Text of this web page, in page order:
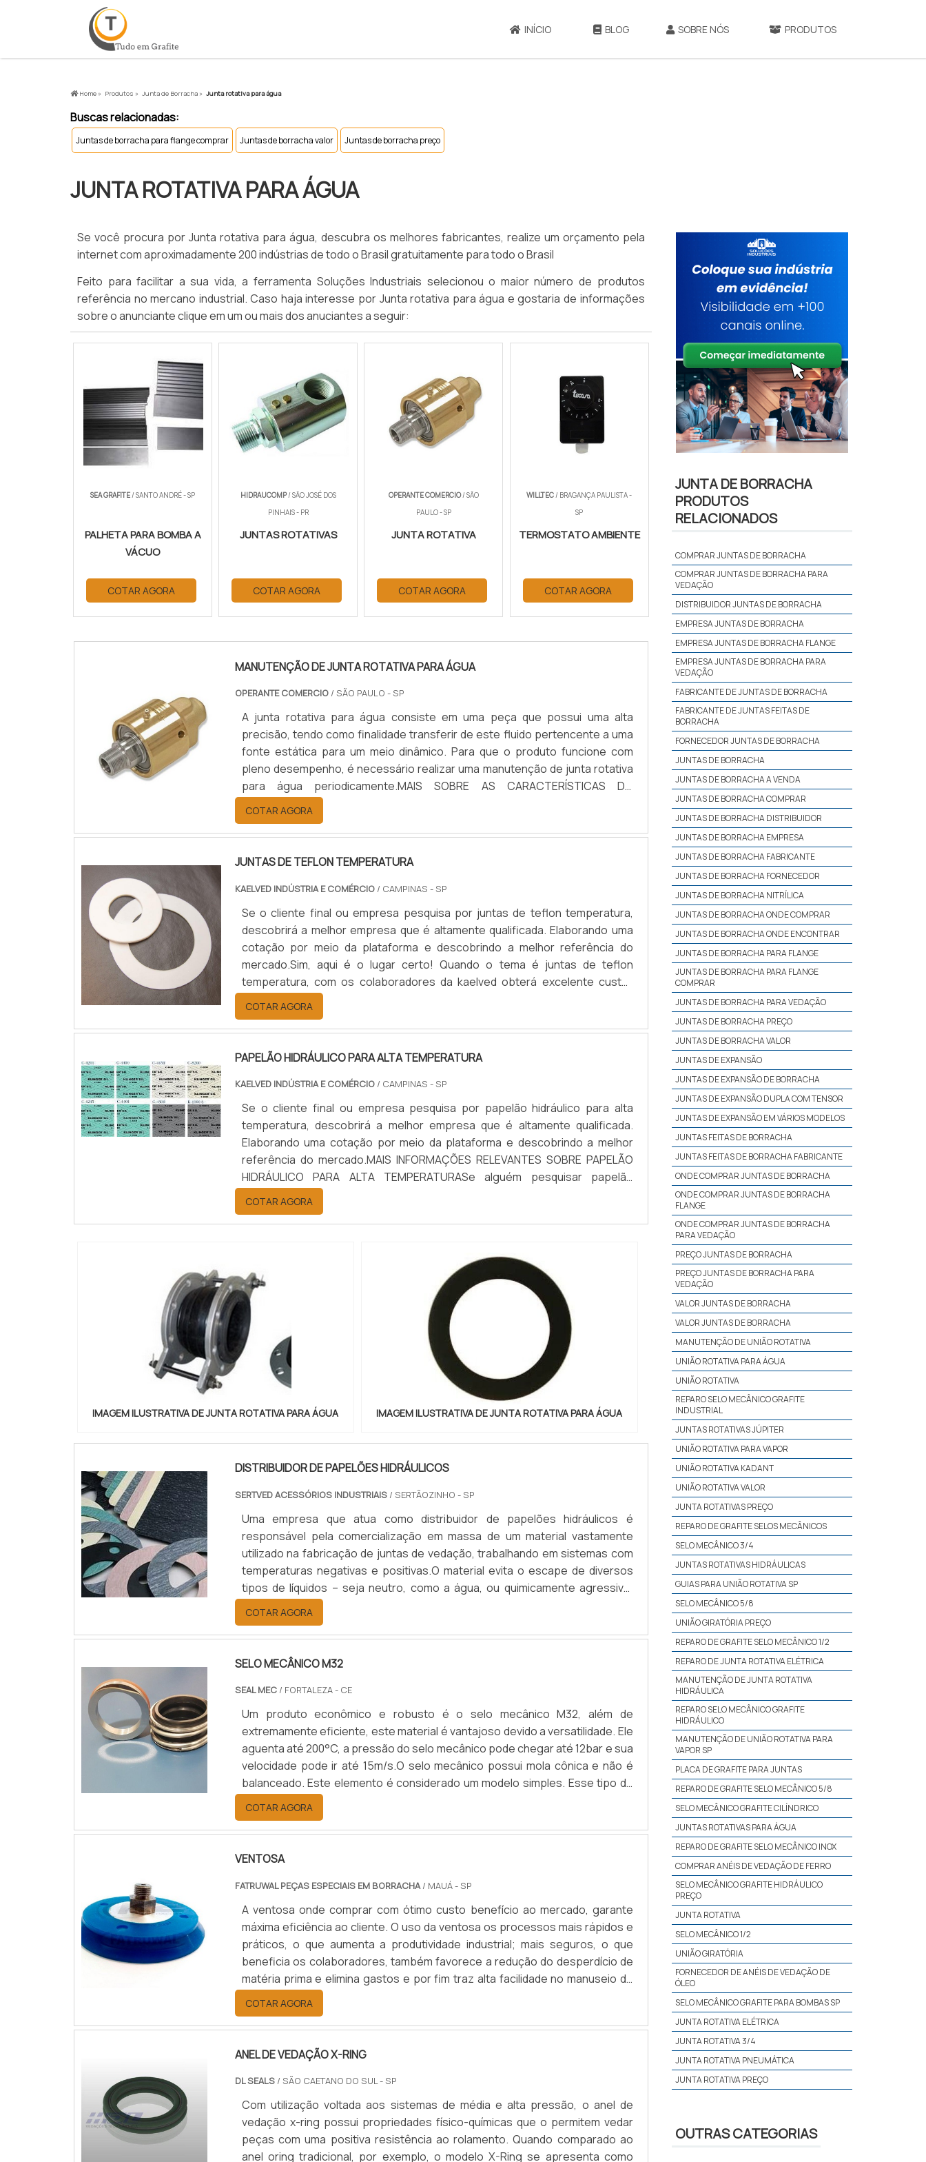
INÍCIO BLOG SOBRE NÓS PRODUTOS
Home » Produtos » Junta de Borracha » Junta rotativa para água
Buscas relacionadas:
Juntas de borracha para flange comprar Juntas de borracha valor Juntas de borracha preço
JUNTA ROTATIVA PARA ÁGUA
Se você procura por Junta rotativa para água, descubra os melhores fabricantes, realize um orçamento pela
internet com aproximadamente 200 indústrias de todo o Brasil gratuitamente para todo o Brasil
Feito para facilitar a sua vida, a ferramenta Soluções Industriais selecionou o maior número de produtos
referência no mercano industrial. Caso haja interesse por Junta rotativa para água e gostaria de informações
sobre o anunciante clique em um ou mais dos anuciantes a seguir:
SEA GRAFITE/ SANTO ANDRÉ - SP
PALHETA PARA BOMBA A
VÁCUO
COTAR AGORA
HIDRAUCOMP/ SÃO JOSÉ DOS
PINHAIS - PR
JUNTAS ROTATIVAS
COTAR AGORA
OPERANTE COMERCIO/ SÃO
PAULO - SP
JUNTA ROTATIVA
COTAR AGORA
WILLTEC/ BRAGANÇA PAULISTA -
SP
TERMOSTATO AMBIENTE
COTAR AGORA
MANUTENÇÃO DE JUNTA ROTATIVA PARA ÁGUA
OPERANTE COMERCIO / SÃO PAULO - SP
A junta rotativa para água consiste em uma peça que possui uma alta
precisão, tendo como finalidade transferir de este fluido pertencente a uma
fonte estática para um meio dinâmico. Para que o produto funcione com
pleno desempenho, é necessário realizar uma manutenção de junta rotativa
para água periodicamente.MAIS SOBRE AS CARACTERÍSTICAS DO
PRODUTOO produto fornece um selo mecânico posicionado entre um tubo
de alimentação e um cilindr...
COTAR AGORA
JUNTAS DE TEFLON TEMPERATURA
KAELVED INDÚSTRIA E COMÉRCIO / CAMPINAS - SP
Se o cliente final ou empresa pesquisa por juntas de teflon temperatura,
descobrirá a melhor empresa que é altamente qualificada. Elaborando uma
cotação por meio da plataforma e descobrindo a melhor referência do
mercado.Sim, aqui é o lugar certo! Quando o tema é juntas de teflon
temperatura, com os colaboradores da kaelved obterá excelente custo-
benefício com assessoria técnica especializada.UM POUCO MAIS SOBRE
JUNTAS DE TEFLON TEMPERA...
COTAR AGORA
PAPELÃO HIDRÁULICO PARA ALTA TEMPERATURA
KAELVED INDÚSTRIA E COMÉRCIO / CAMPINAS - SP
Se o cliente final ou empresa pesquisa por papelão hidráulico para alta
temperatura, descobrirá a melhor empresa que é altamente qualificada.
Elaborando uma cotação por meio da plataforma e descobrindo a melhor
referência do mercado.MAIS INFORMAÇÕES RELEVANTES SOBRE PAPELÃO
HIDRÁULICO PARA ALTA TEMPERATURASe alguém pesquisar papelão
hidráulico para alta temperatura encontra na internet a kaelved. Uma
empresa com alto know-how em laudos ...
COTAR AGORA
IMAGEM ILUSTRATIVA DE JUNTA ROTATIVA PARA ÁGUA IMAGEM ILUSTRATIVA DE JUNTA ROTATIVA PARA ÁGUA
DISTRIBUIDOR DE PAPELÕES HIDRÁULICOS
SERTVED ACESSÓRIOS INDUSTRIAIS/ SERTÃOZINHO - SP
Uma empresa que atua como distribuidor de papelões hidráulicos é
responsável pela comercialização em massa de um material vastamente
utilizado na fabricação de juntas de vedação, trabalhando em sistemas com
temperaturas negativas e positivas.O material evita o escape de diversos
tipos de líquidos – seja neutro, como a água, ou quimicamente agressivo,
como óleos e combustíveis.Principais vantagens do produto Durabilidade;
Resistência; Custo-benefício super atrativo; Entre diversas outras.A .
COTAR AGORA
SELO MECÂNICO M32
SEAL MEC/ FORTALEZA - CE
Um produto econômico e robusto é o selo mecânico M32, além de
extremamente eficiente, este material é vantajoso devido a versatilidade. Ele
aguenta até 200°C, a pressão do selo mecânico pode chegar até 12bar e sua
velocidade pode ir até 15m/s.O selo mecânico possui mola cônica e não é
balanceado. Este elemento é considerado um modelo simples. Esse tipo de
selo é bastante usado em reatores, bombas KSB, agitadores, e outros
aparelhos rotativos importados e nacionais.O selo mecânico é um dispositiv.
COTAR AGORA
VENTOSA
FATRUWAL PEÇAS ESPECIAIS EM BORRACHA/ MAUÁ - SP
A ventosa onde comprar com ótimo custo benefício ao mercado, garante
máxima eficiência ao cliente. O uso da ventosa os processos mais rápidos e
práticos, o que aumenta a produtividade industrial; mais seguros, o que
beneficia os colaboradores, também favorece a redução do desperdício de
matéria prima e elimina gastos e por fim traz alta facilidade no manuseio de
chapas.Escolhendo o modelo de ventosa que melhor se enquadra às
exigências do centro de usinagem onde ela será empregada, o cliente se .
COTAR AGORA
ANEL DE VEDAÇÃO X-RING
DL SEALS/ SÃO CAETANO DO SUL - SP
Com utilização voltada aos sistemas de média e alta pressão, o anel de
vedação x-ring possui propriedades físico-químicas que o permitem vedar
peças com uma positiva resistência ao rolamento. Quando comparado ao
anel oring tradicional, por exemplo, o modelo X-Ring se apresenta como
JUNTA DE BORRACHA
PRODUTOS
RELACIONADOS
COMPRAR JUNTAS DE BORRACHA
COMPRAR JUNTAS DE BORRACHA PARA
VEDAÇÃO
DISTRIBUIDOR JUNTAS DE BORRACHA
EMPRESA JUNTAS DE BORRACHA
EMPRESA JUNTAS DE BORRACHA FLANGE
EMPRESA JUNTAS DE BORRACHA PARA
VEDAÇÃO
FABRICANTE DE JUNTAS DE BORRACHA
FABRICANTE DE JUNTAS FEITAS DE
BORRACHA
FORNECEDOR JUNTAS DE BORRACHA
JUNTAS DE BORRACHA
JUNTAS DE BORRACHA A VENDA
JUNTAS DE BORRACHA COMPRAR
JUNTAS DE BORRACHA DISTRIBUIDOR
JUNTAS DE BORRACHA EMPRESA
JUNTAS DE BORRACHA FABRICANTE
JUNTAS DE BORRACHA FORNECEDOR
JUNTAS DE BORRACHA NITRÍLICA
JUNTAS DE BORRACHA ONDE COMPRAR
JUNTAS DE BORRACHA ONDE ENCONTRAR
JUNTAS DE BORRACHA PARA FLANGE
JUNTAS DE BORRACHA PARA FLANGE
COMPRAR
JUNTAS DE BORRACHA PARA VEDAÇÃO
JUNTAS DE BORRACHA PREÇO
JUNTAS DE BORRACHA VALOR
JUNTAS DE EXPANSÃO
JUNTAS DE EXPANSÃO DE BORRACHA
JUNTAS DE EXPANSÃO DUPLA COM TENSOR
JUNTAS DE EXPANSÃO EM VÁRIOS MODELOS
JUNTAS FEITAS DE BORRACHA
JUNTAS FEITAS DE BORRACHA FABRICANTE
ONDE COMPRAR JUNTAS DE BORRACHA
ONDE COMPRAR JUNTAS DE BORRACHA
FLANGE
ONDE COMPRAR JUNTAS DE BORRACHA
PARA VEDAÇÃO
PREÇO JUNTAS DE BORRACHA
PREÇO JUNTAS DE BORRACHA PARA
VEDAÇÃO
VALOR JUNTAS DE BORRACHA
VALOR JUNTAS DE BORRACHA
MANUTENÇÃO DE UNIÃO ROTATIVA
UNIÃO ROTATIVA PARA ÁGUA
UNIÃO ROTATIVA
REPARO SELO MECÂNICO GRAFITE
INDUSTRIAL
JUNTAS ROTATIVAS JÚPITER
UNIÃO ROTATIVA PARA VAPOR
UNIÃO ROTATIVA KADANT
UNIÃO ROTATIVA VALOR
JUNTA ROTATIVAS PREÇO
REPARO DE GRAFITE SELOS MECÂNICOS
SELO MECÂNICO 3/4
JUNTAS ROTATIVAS HIDRÁULICAS
GUIAS PARA UNIÃO ROTATIVA SP
SELO MECÂNICO 5/8
UNIÃO GIRATÓRIA PREÇO
REPARO DE GRAFITE SELO MECÂNICO 1/2
REPARO DE JUNTA ROTATIVA ELÉTRICA
MANUTENÇÃO DE JUNTA ROTATIVA
HIDRÁULICA
REPARO SELO MECÂNICO GRAFITE
HIDRÁULICO
MANUTENÇÃO DE UNIÃO ROTATIVA PARA
VAPOR SP
PLACA DE GRAFITE PARA JUNTAS
REPARO DE GRAFITE SELO MECÂNICO 5/8
SELO MECÂNICO GRAFITE CILÍNDRICO
JUNTAS ROTATIVAS PARA ÁGUA
REPARO DE GRAFITE SELO MECÂNICO INOX
COMPRAR ANÉIS DE VEDAÇÃO DE FERRO
SELO MECÂNICO GRAFITE HIDRÁULICO
PREÇO
JUNTA ROTATIVA
SELO MECÂNICO 1/2
UNIÃO GIRATÓRIA
FORNECEDOR DE ANÉIS DE VEDAÇÃO DE
ÓLEO
SELO MECÂNICO GRAFITE PARA BOMBAS SP
JUNTA ROTATIVA ELÉTRICA
JUNTA ROTATIVA 3/4
JUNTA ROTATIVA PNEUMÁTICA
JUNTA ROTATIVA PREÇO
MANUTENÇÃO DE UNIÃO GIRATÓRIA
OUTRAS CATEGORIAS